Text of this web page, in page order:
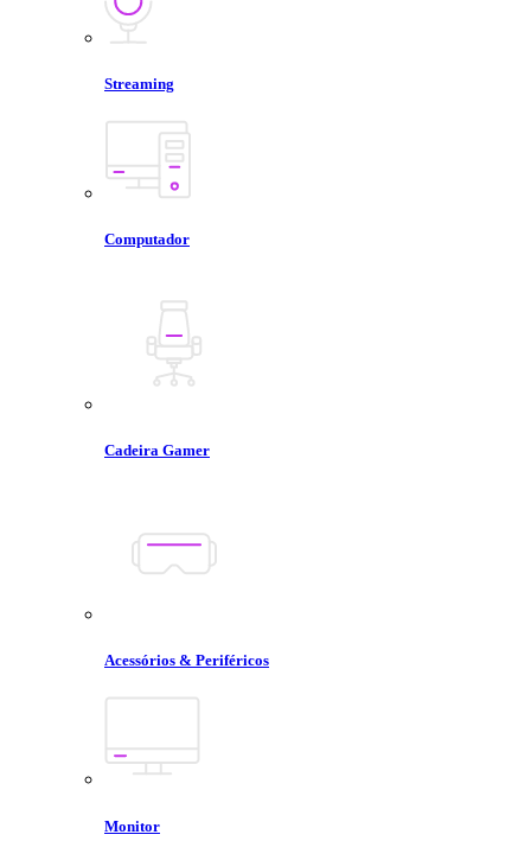
Streaming
Computador
Cadeira Gamer
Acessórios & Periféricos
Monitor